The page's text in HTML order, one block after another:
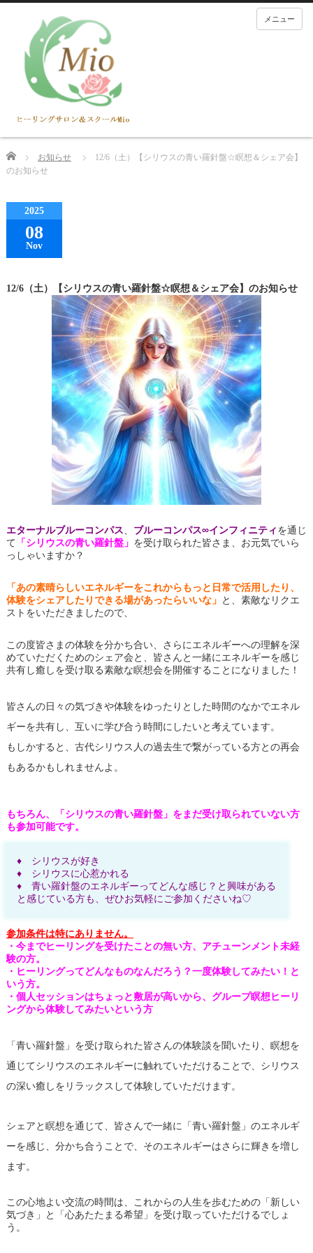
メニュー
Home お知らせ
12/6（土）【シリウスの青い羅針盤☆瞑想＆シェア会】
のお知らせ
2025
08
Nov
12/6（土）【シリウスの青い羅針盤☆瞑想＆シェア会】のお知らせ
エターナルブルーコンパス ブルーコンパス∞インフィニティを通じ
て 「シリウスの青い羅針盤」 を受け取られた皆さま、 お元気でいら
っしゃいますか？
「あの素晴らしいエネルギーをこれからもっと日常で活用したり、
体験をシェアしたりできる場があったらいいな」 と、素敵なリクエ
ストをいただきましたので、
この度皆さまの体験を分かち合い、さらにエネルギーへの理解を深
めていただくためのシェア会と、皆さんと一緒にエネルギーを感じ
共有し癒しを受け取る素敵な瞑想会を開催することになりました！
皆さんの日々の気づきや体験をゆったりとした時間のなかでエネル
ギーを共有し、互いに学び合う時間にしたいと考えています。
もしかすると、古代シリウス人の過去生で繋がっている方との再会
もあるかもしれませんよ。
もちろん、「シリウスの青い羅針盤」をまだ受け取られていない方
も参加可能です。
♦ シリウスが好き
♦ シリウスに心惹かれる
♦ 青い羅針盤のエネルギーってどんな感じ？と興味がある
と感じている方も、ぜひお気軽にご参加くださいね♡
参加条件は特にありません。
・今までヒーリングを受けたことの無い方、アチューンメント未経
験の方。
・ヒーリングってどんなものなんだろう？一度体験してみたい！と
いう方。
・個人セッションはちょっと敷居が高いから、グループ瞑想ヒーリ
ングから体験してみたいという方
「青い羅針盤」を受け取られた皆さんの体験談を聞いたり、瞑想を
通じてシリウスのエネルギーに触れていただけることで、シリウス
の深い癒しをリラックスして体験していただけます。
シェアと瞑想を通じて、皆さんで一緒に「青い羅針盤」のエネルギ
ーを感じ、分かち合うことで、そのエネルギーはさらに輝きを増し
ます。
この心地よい交流の時間は、これからの人生を歩むための「新しい
気づき」と「心あたたまる希望」を受け取っていただけるでしょ
う。